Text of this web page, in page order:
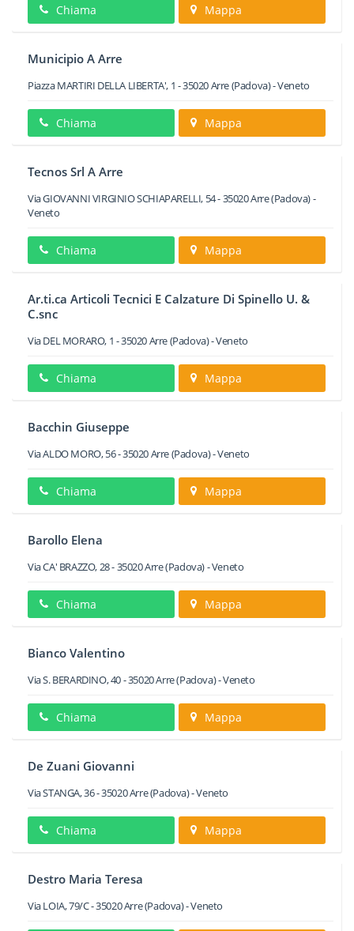
Chiama Mappa
Municipio A Arre
Piazza MARTIRI DELLA LIBERTA', 1 -35020Arre(Padova) -Veneto
Chiama Mappa
Tecnos Srl A Arre
Via GIOVANNI VIRGINIO SCHIAPARELLI, 54-35020Arre(Padova) -
Veneto
Chiama Mappa
Ar.ti.ca Articoli Tecnici E Calzature Di Spinello U. &
C.snc
Via DEL MORARO, 1 -35020Arre(Padova) -Veneto
Chiama Mappa
Bacchin Giuseppe
Via ALDO MORO, 56-35020Arre(Padova) -Veneto
Chiama Mappa
Barollo Elena
Via CA' BRAZZO, 28-35020Arre(Padova) -Veneto
Chiama Mappa
Bianco Valentino
Via S. BERARDINO, 40-35020Arre(Padova) -Veneto
Chiama Mappa
De Zuani Giovanni
Via STANGA, 36-35020Arre(Padova) -Veneto
Chiama Mappa
Destro Maria Teresa
Via LOIA, 79/C-35020Arre(Padova) -Veneto